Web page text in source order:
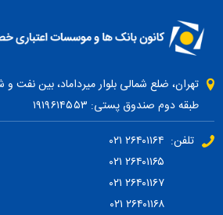
طبقه دوم صندوق پستی: ۱۹۱۹۶۱۴۵۵۳
تلفن: ۲۶۴۰۱۱۶۴ ۰۲۱
۲۶۴۰۱۱۶۷ ۰۲۱
۲۶۴۰۱۱۶۸ ۰۲۱